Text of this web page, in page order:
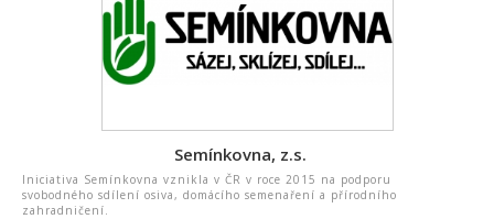
Semínkovna, z.s.
Iniciativa Semínkovna vznikla v ČR v roce 2015 na podporu
svobodného sdílení osiva, domácího semenaření a přírodního
zahradničení.